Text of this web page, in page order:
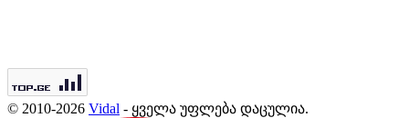
© 2010-2026 Vidal - ყველა უფლება დაცულია.